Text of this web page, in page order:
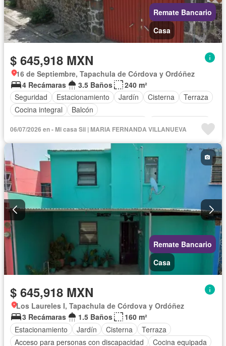
Remate Bancario
Casa
$ 645,918 MXN
16 de Septiembre, Tapachula de Córdova y Ordóñez
4 Recámaras
3.5 Baños
240 m²
Seguridad
Estacionamiento Jardín Cisterna
Terraza
Cocina integral
Balcón
Cocina equipada
Internet
Electricidad Agua
Cuarto de Limpieza
Televisión por cable
Zonas verdes
Vista panorámica
Recámara con closet
Sin amueblar
06/07/2026 en - Mi casa Sii | MARIA FERNANDA VILLANUEVA
Remate Bancario
Casa
$ 645,918 MXN
Los Laureles I, Tapachula de Córdova y Ordóñez
3 Recámaras
1.5 Baños
160 m²
Estacionamiento
Jardín Cisterna
Terraza
Acceso para personas con discapacidad
Cocina equipada